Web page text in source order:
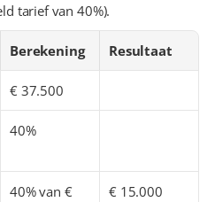
tarief van 40%).
Berekening Resultaat
€ 37.500
40%
40% van € € 15.000